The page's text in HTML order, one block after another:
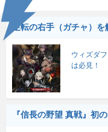
逆転の右手（ガチャ）を
ウィズダ
は必見！
『信長の野望 真戦』初